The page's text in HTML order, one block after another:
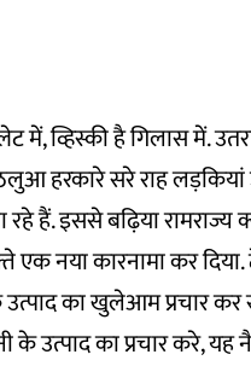
व्हिस्की है गिलास में.
हरकारे सरे राह
हैं. इससे बढ़िया रामराज्य
नया कारनामा कर
का खुलेआम प्रचार कर
के उत्पाद का प्रचार करे, यह